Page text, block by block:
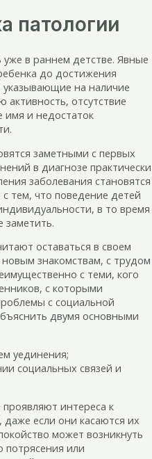
патологии
в раннем детстве. Явные
до достижения
указывающие на наличие
активность, отсутствие
имя и недостаток
заметными с первых
в диагнозе практически
заболевания становятся
тем, что поведение детей
в то время
заметить.
оставаться в своем
знакомствам, с трудом
с теми, кого
с которыми
с социальной
двумя основными
уединения;
социальных связей и
интереса к
если они касаются их
может возникнуть
потрясения или